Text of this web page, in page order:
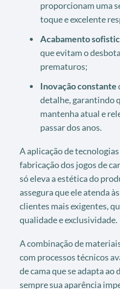
proporcionam uma
toque e excelente
Acabamento
que evitam o
prematuros;
Inovação constante
detalhe, garantindo
mantenha atual e
passar dos anos.
A aplicação de
fabricação dos jogos de
só eleva a estética do
assegura que ele atenda
clientes mais exigentes,
qualidade e exclusividade.
A combinação de
com processos técnicos
de cama que se adapta ao
sempre sua aparência